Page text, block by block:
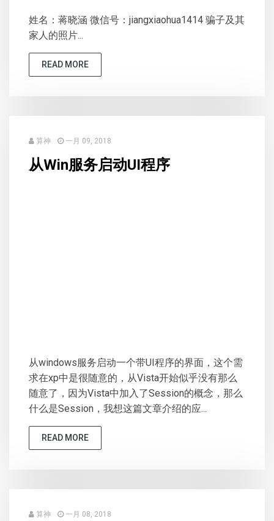
姓名：蒋晓涵 微信号：jiangxiaohua1414 骗子及其
家人的照片...
READ MORE
算神 一月 09, 2018
从Win服务启动UI程序
从windows服务启动一个带UI程序的界面，这个需
求在xp中是很随意的，从Vista开始似乎没有那么
随意了，因为Vista中加入了Session的概念，那么
什么是Session，我想这篇文章介绍的应...
READ MORE
算神 一月 08, 2018